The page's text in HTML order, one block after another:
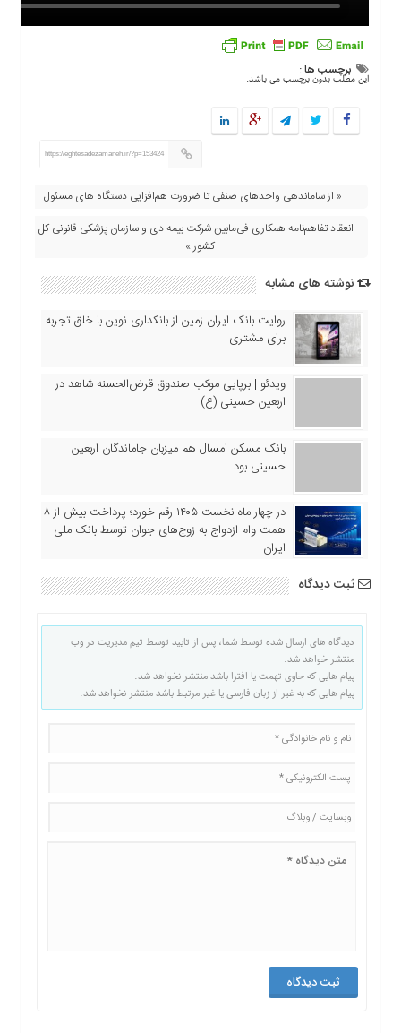
برچسب ها :
این مطلب بدون برچسب می باشد.
https://eghtesadezamaneh.ir/?p=153424
« از ساماندهی واحدهای صنفی تا ضرورت هم‌افزایی دستگاه های مسئول
انعقاد تفاهم‌نامه همکاری فی‌مابین شرکت بیمه دی و سازمان پزشکی قانونی کل
کشور »
نوشته های مشابه
روایت بانک ایران زمین از بانکداری نوین با خلق تجربه
برای مشتری
ویدئو | برپایی موکب صندوق قرض‌الحسنه شاهد در
اربعین حسینی (ع)
بانک مسکن امسال هم میزبان جاماندگان اربعین
حسینی بود
در چهار ماه نخست ۱۴۰۵ رقم خورد؛ پرداخت بیش از ۸
همت وام ازدواج به زوج‌های جوان توسط بانک ملی
ایران
ثبت دیدگاه
دیدگاه های ارسال شده توسط شما، پس از تایید توسط تیم مدیریت در وب
منتشر خواهد شد.
پیام هایی که حاوی تهمت یا افترا باشد منتشر نخواهد شد.
پیام هایی که به غیر از زبان فارسی یا غیر مرتبط باشد منتشر نخواهد شد.